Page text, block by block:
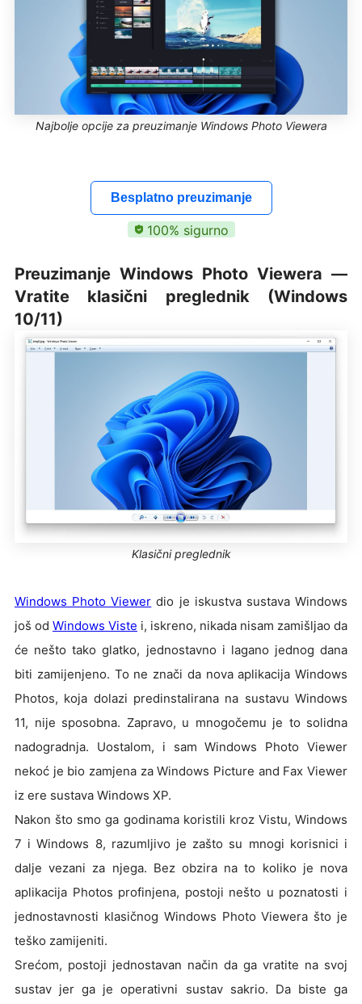
Najbolje opcije za preuzimanje Windows Photo Viewera
Besplatno preuzimanje
100% sigurno
Preuzimanje Windows Photo Viewera —
Vratite klasični preglednik (Windows
10/11)
Klasični preglednik
Windows Photo Viewer dio je iskustva sustava Windows
još od Windows Viste i, iskreno, nikada nisam zamišljao da
će nešto tako glatko, jednostavno i lagano jednog dana
biti zamijenjeno. To ne znači da nova aplikacija Windows
Photos, koja dolazi predinstalirana na sustavu Windows
11, nije sposobna. Zapravo, u mnogočemu je to solidna
nadogradnja. Uostalom, i sam Windows Photo Viewer
nekoć je bio zamjena za Windows Picture and Fax Viewer
iz ere sustava Windows XP.
Nakon što smo ga godinama koristili kroz Vistu, Windows
7 i Windows 8, razumljivo je zašto su mnogi korisnici i
dalje vezani za njega. Bez obzira na to koliko je nova
aplikacija Photos profinjena, postoji nešto u poznatosti i
jednostavnosti klasičnog Windows Photo Viewera što je
teško zamijeniti.
Srećom, postoji jednostavan način da ga vratite na svoj
sustav jer ga je operativni sustav sakrio. Da biste ga